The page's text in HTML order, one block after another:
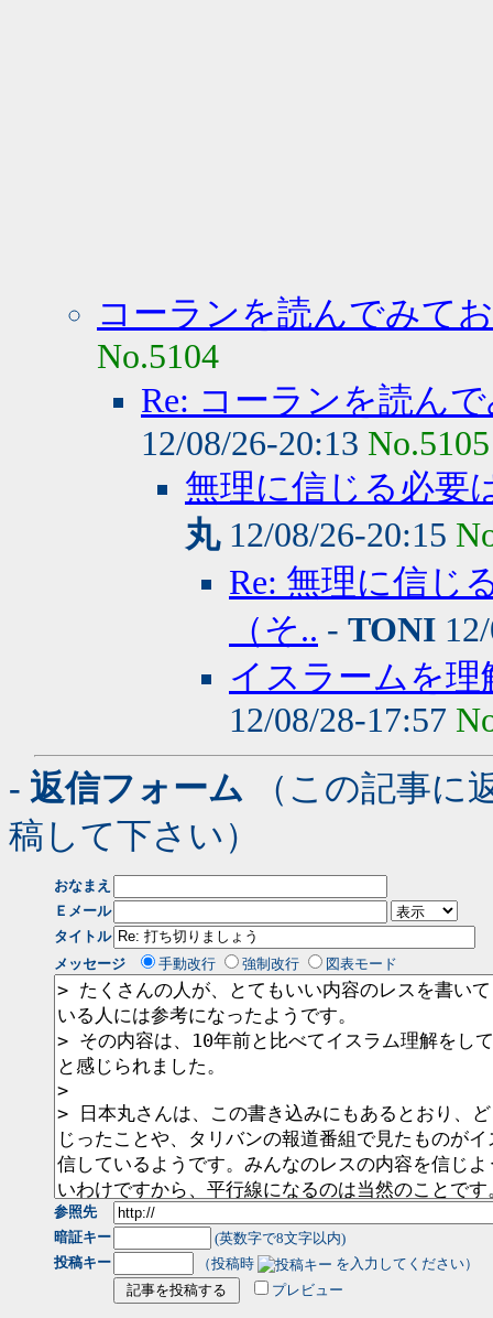
コーランを読んでみ
No.5104
Re: コーランを読ん
12/08/26-20:13 No.5105
無理に信じる必要
丸12/08/26-20:15
Re: 無理に信じ
（そ.. - TONI
イスラームを理
12/08/28-17:57
- 返信フォーム （この記事に
稿して下さい）
おなまえ
Ｅメール
タイトル
メッセージ
手動改行 強制改行 図表モード
参照先
暗証キー
(英数字で8文字以内)
投稿キー
（投稿時
を入力してください）
プレビュー